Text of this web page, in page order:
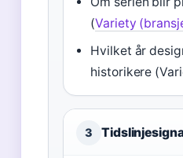
(Variety
Hvilket år
historikere
3